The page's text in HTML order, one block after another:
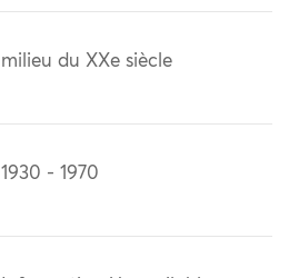
milieu du XXe siècle
1930 - 1970